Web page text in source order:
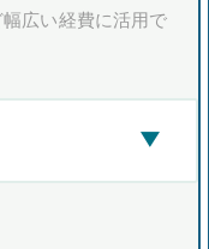
広い経費に活用で
▶